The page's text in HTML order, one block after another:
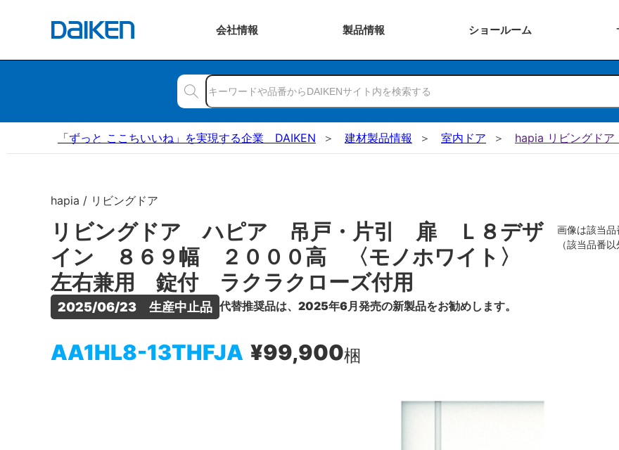
会社情報 製品情報 ショールーム
「ずっと ここちいいね」を実現する企業 DAIKEN 建材製品情報 室内ドア hapia リビングドア
hapia / リビングドア
リビングドア ハピア 吊戸・片引 扉 Ｌ８デザ
イン ８６９幅 ２０００高 〈モノホワイト〉
左右兼用 錠付 ラクラクローズ付用
2025/06/23　生産中止品 代替推奨品は、2025年6月発売の新製品をお勧めします。
AA1HL8-13THFJA ¥99,900梱
画像は該当品
（該当品番